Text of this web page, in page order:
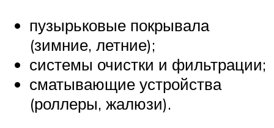
пузырьковые покрывала
(зимние, летние);
системы очистки и фильтрации;
сматывающие устройства
(роллеры, жалюзи).